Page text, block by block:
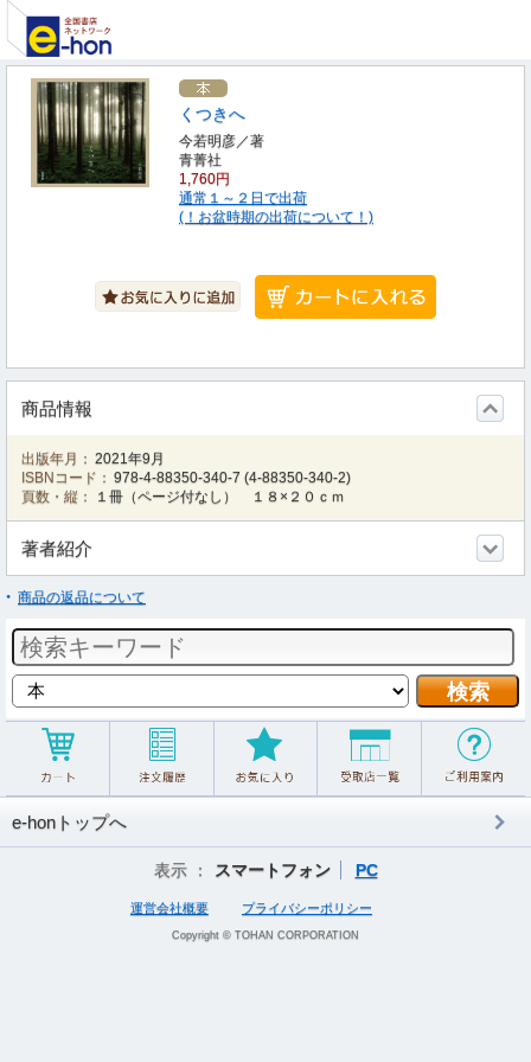
くつきへ
今若明彦／著
青菁社
1,760円
通常１～２日で出荷
(！お盆時期の出荷について！)
商品情報
出版年月： 2021年9月
ISBNコード： 978-4-88350-340-7 (4-88350-340-2)
頁数・縦：
１冊（ページ付なし） １８×２０ｃｍ
著者紹介
商品の返品について
e-honトップへ
表示 ： スマートフォン PC
運営会社概要 プライバシーポリシー
Copyright © TOHAN CORPORATION